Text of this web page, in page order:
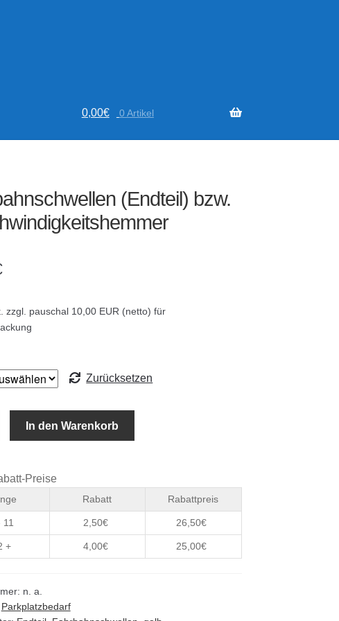
0,00€ 0 Artikel
(Endteil) bzw.
zzgl. pauschal 10,00 EUR (netto) für
Zurücksetzen
In den Warenkorb
Preise
Rabatt Rabattpreis
11 2,50€ 26,50€
+ 4,00€ 25,00€
n. a.
Parkplatzbedarf